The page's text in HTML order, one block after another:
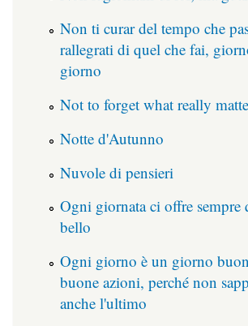
Non ti curar del tempo che
rallegrati di quel che fai,
giorno
Not to forget what really
Notte d'Autunno
Nuvole di pensieri
Ogni giornata ci offre sempre
bello
Ogni giorno è un giorno
buone azioni, perché non
anche l'ultimo